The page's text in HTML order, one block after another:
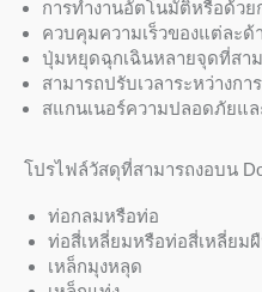
การทำงานอัตโนมัติหรือด้ว
ควบคุมความเร็วของแต่ละด้
ปุ่มหยุดฉุกเฉินหลายจุดที่สาม
สามารถปรับเวลาระหว่างก
สแกนเนอร์ความปลอดภัยแล
โปรไฟล์วัสดุที่สามารถงอบน
ท่อกลมหรือท่อ
ท่อสี่เหลี่ยมหรือท่อสี่เหลี่ยม
เหล็กมุงหลุด